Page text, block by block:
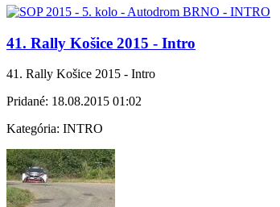
41. Rally Košice 2015 - Intro
41. Rally Košice 2015 - Intro
Pridané: 18.08.2015 01:02
Kategória: INTRO